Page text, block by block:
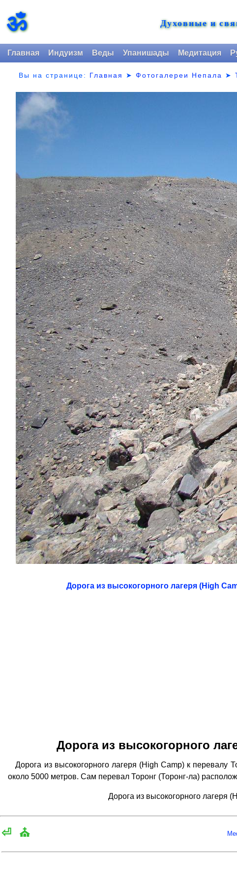
ॐ Духовные и
Главная Индуизм Веды Упанишады Медитация
Вы на странице: Главная ➤Фотогалереи Непала ➤
Дорога из высокогорного лагеря (High
Дорога из высокогорного
Дорога из высокогорного лагеря (High Camp) к перевалу
около 5000 метров. Сам перевал Торонг (Торонг-ла)
Дорога из высокогорного лагеря
⏎ ⛪